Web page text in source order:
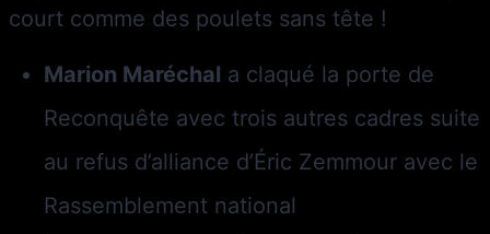
court comme des poulets sans tête !
Marion Maréchal a claqué la porte de
Reconquête avec trois autres cadres suite
au refus d’alliance d’Éric Zemmour avec le
Rassemblement national